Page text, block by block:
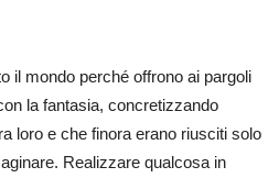
il mondo perché offrono ai pargoli
la fantasia, concretizzando
loro e che finora erano riusciti solo
Realizzare qualcosa in